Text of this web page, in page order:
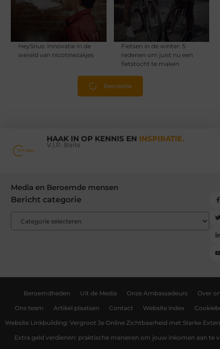
HeySnus: Innovatie in de
wereld van nicotinezakjes
Fietsen in de winter: 5
redenen om juist nu een
fietstocht te maken
Recreatie
HAAK IN OP KENNIS EN INSPIRATIE.
V.I.P. Baits
Media en Beroemde mensen
Bericht categorie
Beroemdheden Uit de Media Onze Ambassadeurs Over
Ons team Artikel plaatsen Contact Website index
Website Linkbuilding: Vergroot Je Online Zichtbaarheid met Sterke
Extra geld verdienen: praktische manieren om jouw inkomen aan te